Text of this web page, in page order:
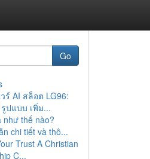
Go
ร์ AI สล็อต LG96:
ปแบบ เพิ่ม...
như thế nào?
chi tiết và thô...
Trust A Christian
C...